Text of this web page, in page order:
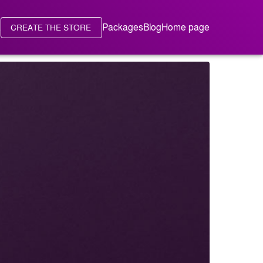
Home page
Blog
Packages
CREATE THE STORE